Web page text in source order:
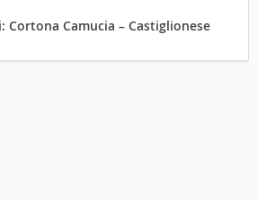
Cortona Camucia – Castiglionese